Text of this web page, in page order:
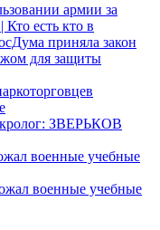
армии за
есть кто в
приняла закон
для защиты
ЗВЕРЬКОВ
военные учебные
военные учебные